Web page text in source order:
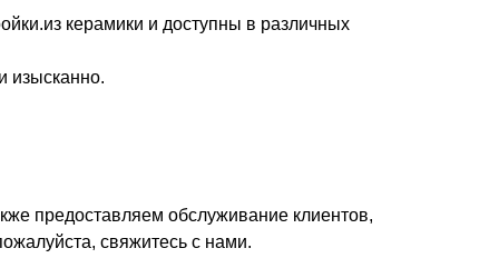
керамики и доступны в различных
изысканно.
предоставляем обслуживание клиентов,
свяжитесь с нами.